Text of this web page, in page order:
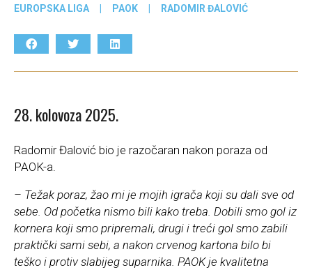
EUROPSKA LIGA | PAOK | RADOMIR ĐALOVIĆ
28. kolovoza 2025.
Radomir Đalović bio je razočaran nakon poraza od
PAOK-a.
– Težak poraz, žao mi je mojih igrača koji su dali sve od
sebe. Od početka nismo bili kako treba. Dobili smo gol iz
kornera koji smo pripremali, drugi i treći gol smo zabili
praktički sami sebi, a nakon crvenog kartona bilo bi
teško i protiv slabijeg suparnika. PAOK je kvalitetna